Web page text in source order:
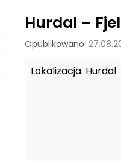
Hurdal –
Opublikowano:
Lokalizacja: Hurdal